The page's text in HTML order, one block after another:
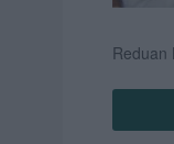
Reduan